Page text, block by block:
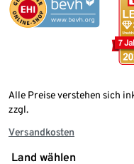
Alle Preise verstehen sich
zzgl.
Versandkosten
Land wählen